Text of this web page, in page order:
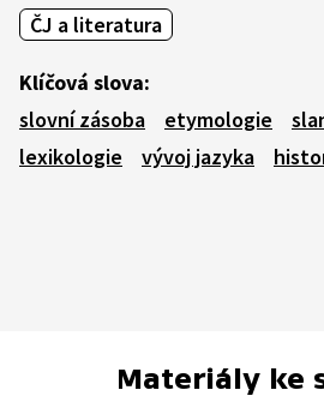
ČJ a literatura
Klíčová slova:
slovní zásoba
etymologie
lexikologie
vývoj jazyka
Materiály ke